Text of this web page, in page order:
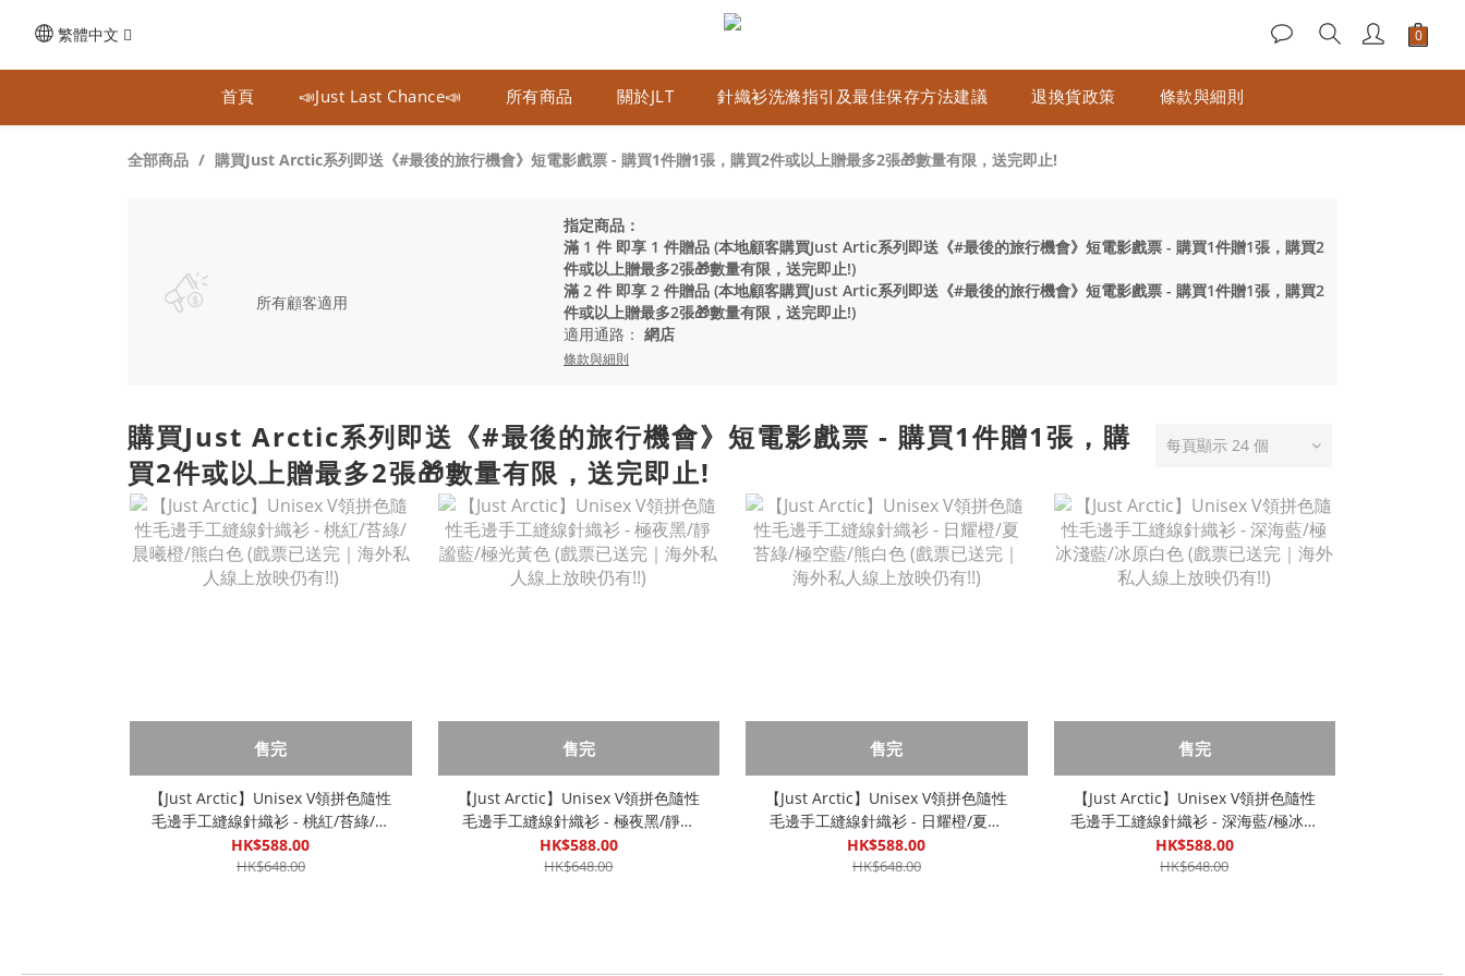
繁體中文
首頁 📣Just Last Chance📣 所有商品 關於JLT 針織衫洗滌指引及最佳保存方法建議 退換貨政策 條款與細則
全部商品 購買Just Arctic系列即送《#最後的旅行機會》短電影戲票 - 購買1件贈1張，購買2件或以上贈最多2張🎁數量有限，送完即止!
所有顧客適用
指定商品：
滿 1 件 即享 1 件贈品 (本地顧客購買Just Artic系列即送《#最後的旅行機會》短電影戲票 - 購買1件贈1張，購買2
件或以上贈最多2張🎁數量有限，送完即止!)
滿 2 件 即享 2 件贈品 (本地顧客購買Just Artic系列即送《#最後的旅行機會》短電影戲票 - 購買1件贈1張，購買2
件或以上贈最多2張🎁數量有限，送完即止!)
適用通路： 網店
條款與細則
購買Just Arctic系列即送《#最後的旅行機會》短電影戲票 - 購買1件贈1張，購
買2件或以上贈最多2張🎁數量有限，送完即止!
每頁顯示 24 個
售完
【Just Arctic】Unisex V領拼色隨性
毛邊手工縫線針織衫 - 桃紅/苔綠/晨
曦橙/熊白色 (戲票已送完｜海外私人
線上放映仍有!!)
HK$588.00
HK$648.00
售完
【Just Arctic】Unisex V領拼色隨性
毛邊手工縫線針織衫 - 極夜黑/靜謐
藍/極光黃色 (戲票已送完｜海外私人
線上放映仍有!!)
HK$588.00
HK$648.00
售完
【Just Arctic】Unisex V領拼色隨性
毛邊手工縫線針織衫 - 日耀橙/夏苔
綠/極空藍/熊白色 (戲票已送完｜海外
私人線上放映仍有!!)
HK$588.00
HK$648.00
售完
【Just Arctic】Unisex V領拼色隨性
毛邊手工縫線針織衫 - 深海藍/極冰淺
藍/冰原白色 (戲票已送完｜海外私人
線上放映仍有!!)
HK$588.00
HK$648.00